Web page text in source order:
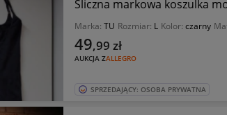
Śliczna markowa koszulka
Marka: TU Rozmiar: L Kolor: czarny
AUKCJA ZALLEGRO
49,99 zł
SPRZEDAJĄCY: OSOBA PRYWATNA